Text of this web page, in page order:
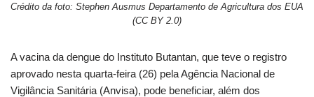
Crédito da foto: Stephen Ausmus Departamento de Agricultura dos EUA
(CC BY 2.0)
A vacina da dengue do Instituto Butantan, que teve o registro
aprovado nesta quarta-feira (26) pela Agência Nacional de
Vigilância Sanitária (Anvisa), pode beneficiar, além dos